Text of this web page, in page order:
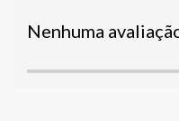
Nenhuma